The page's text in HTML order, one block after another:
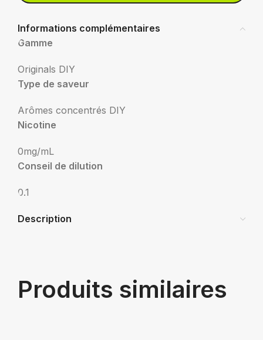
Informations complémentaires
Gamme
Originals DIY
Type de saveur
Arômes concentrés DIY
Nicotine
0mg/mL
Conseil de dilution
0.1
Description
Produits similaires